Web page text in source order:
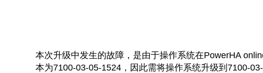
本次升级中发生的故障，是由于操作系统在PowerHA
本为7100-03-05-1524，因此需将操作系统升级到7100-